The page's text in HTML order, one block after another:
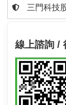
三門科技
線上諮詢 /